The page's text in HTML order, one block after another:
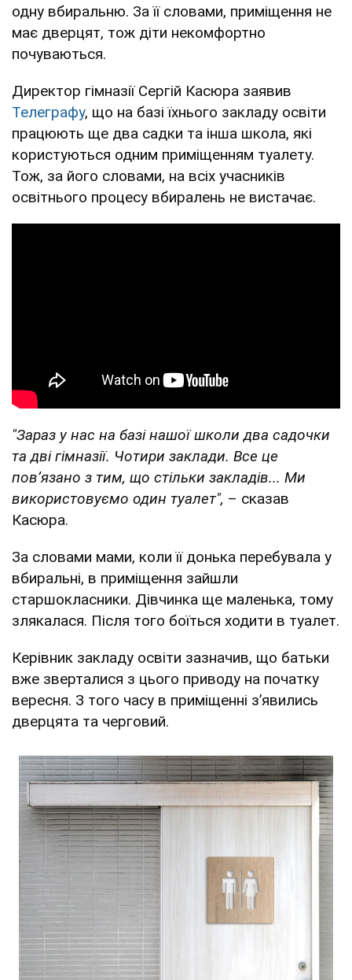
одну вбиральню. За її словами, приміщення не
має дверцят, тож діти некомфортно
почуваються.
Директор гімназії Сергій Касюра заявив
Телеграфу, що на базі їхнього закладу освіти
працюють ще два садки та інша школа, які
користуються одним приміщенням туалету.
Тож, за його словами, на всіх учасників
освітнього процесу вбиралень не вистачає.
"Зараз у нас на базі нашої школи два садочки
та дві гімназії. Чотири заклади. Все це
повʼязано з тим, що стільки закладів... Ми
використовуємо один туалет", – сказав
Касюра.
За словами мами, коли її донька перебувала у
вбиральні, в приміщення зайшли
старшокласники. Дівчинка ще маленька, тому
злякалася. Після того боїться ходити в туалет.
Керівник закладу освіти зазначив, що батьки
вже зверталися з цього приводу на початку
вересня. З того часу в приміщенні зʼявились
дверцята та черговий.